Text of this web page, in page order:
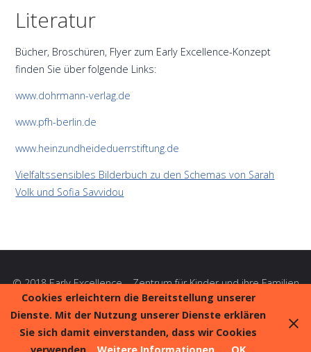
Literatur
Bücher, Broschüren, Flyer zum Early Excellence-Konzept
finden Sie über folgende Links:
www.dohrmann-verlag.de
www.pfh-berlin.de
www.heinzundheideduerrstiftung.de
Vielfaltssensibles Bilderbuch zu den Schemas von Sarah
Volk und Sofia Savvidou
© 2018 Early Excellence – Zentrum für Kinder und ihre Familien
e. V. |Impressum|Datenschutz
Präsentiert vonFluida&WordPress.
Cookies erleichtern die Bereitstellung unserer
Dienste. Mit der Nutzung unserer Dienste erklären
Sie sich damit einverstanden, dass wir Cookies